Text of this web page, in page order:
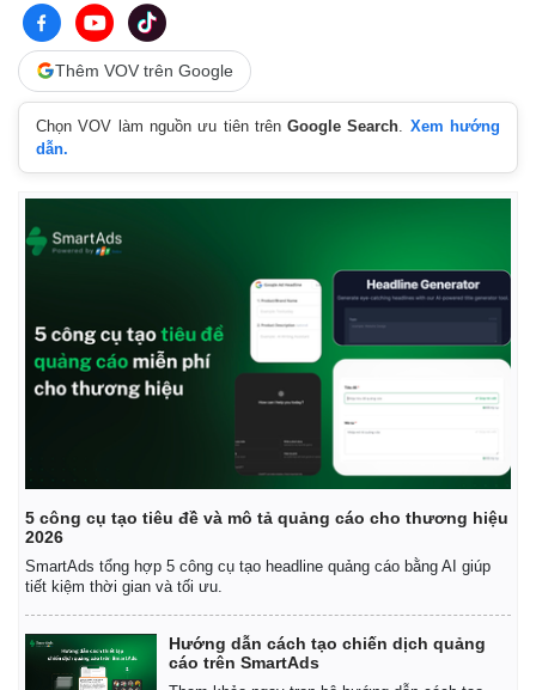
Kinh tế
Bất động sản
Khởi nghiệp
Tỷ giá
Chứng khoán
Thêm VOV trên Google
Chọn VOV làm nguồn ưu tiên trênGoogle Search
Xem hướng
dẫn.
5 công cụ tạo tiêu đề và mô tả quảng cáo cho thương hiệu
2026
SmartAds tổng hợp 5 công cụ tạo headline quảng cáo bằng AI giúp
tiết kiệm thời gian và tối ưu.
Hướng dẫn cách tạo chiến dịch quảng
cáo trên SmartAds